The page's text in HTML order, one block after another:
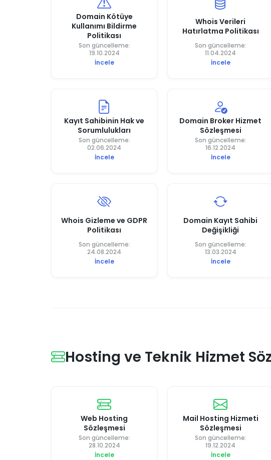
Domain Kötüye
Kullanımı Bildirme
Politikası
Son güncelleme:
19.10.2024
İncele
Whois Verileri
Hatırlatma Politikası
Son güncelleme:
11.04.2024
İncele
Kayıt Sahibinin Hak ve
Sorumlulukları
Son güncelleme:
02.06.2024
İncele
Domain Broker Hizmet
Sözleşmesi
Son güncelleme:
16.12.2024
İncele
Whois Gizleme ve GDPR
Politikası
Son güncelleme:
24.08.2024
İncele
Domain Kayıt Sahibi
Değişikliği
Son güncelleme:
13.03.2024
İncele
Hosting ve Teknik Hizmet
Web Hosting
Sözleşmesi
Son güncelleme:
28.10.2024
İncele
Mail Hosting Hizmeti
Sözleşmesi
Son güncelleme:
19.12.2024
İncele